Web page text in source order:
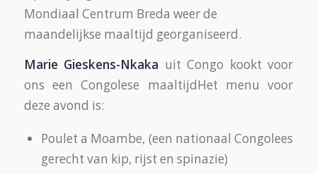
Mondiaal Centrum Breda weer de
maandelijkse maaltijd georganiseerd.
Marie Gieskens-Nkaka uit Congo kookt voor
ons een Congolese maaltijdHet menu voor
deze avond is:
Poulet a Moambe, (een nationaal Congolees
gerecht van kip, rijst en spinazie)